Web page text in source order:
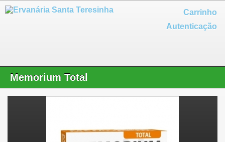
Carrinho
Autenticação
Memorium Total